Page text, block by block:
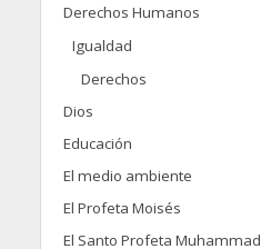
Derechos Humanos
Igualdad
Derechos
Dios
Educación
El medio ambiente
El Profeta Moisés
El Santo Profeta Muhammad